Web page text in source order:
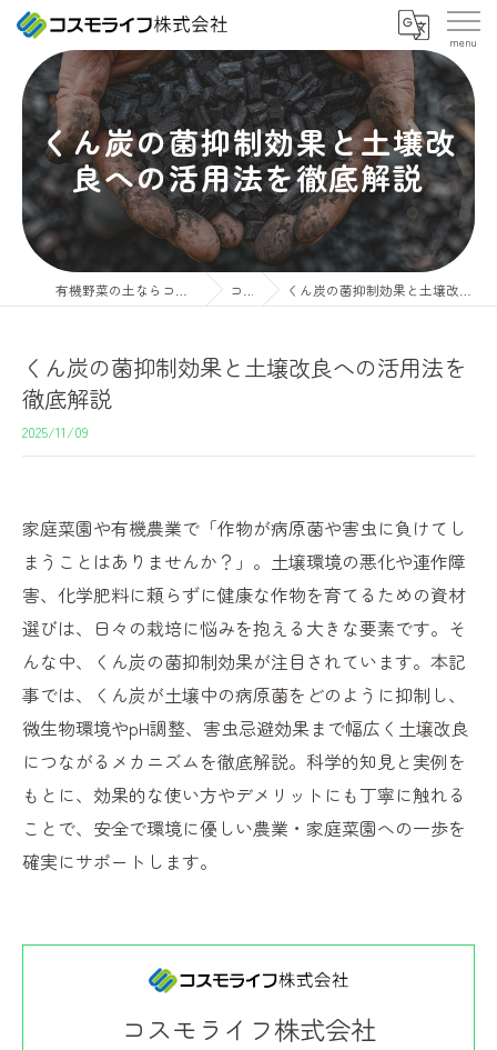
くん炭の菌抑制効果と土壌改
良への活用法を徹底解説
コラム くん炭の菌抑制効果と土壌改良への活用法を徹底解説
くん炭の菌抑制効果と土壌改良への活用法を
徹底解説
2025/11/09
家庭菜園や有機農業で「作物が病原菌や害虫に負けてし
まうことはありませんか？」。土壌環境の悪化や連作障
害、化学肥料に頼らずに健康な作物を育てるための資材
選びは、日々の栽培に悩みを抱える大きな要素です。そ
んな中、くん炭の菌抑制効果が注目されています。本記
事では、くん炭が土壌中の病原菌をどのように抑制し、
微生物環境やpH調整、害虫忌避効果まで幅広く土壌改良
につながるメカニズムを徹底解説。科学的知見と実例を
もとに、効果的な使い方やデメリットにも丁寧に触れる
ことで、安全で環境に優しい農業・家庭菜園への一歩を
確実にサポートします。
コスモライフ株式会社